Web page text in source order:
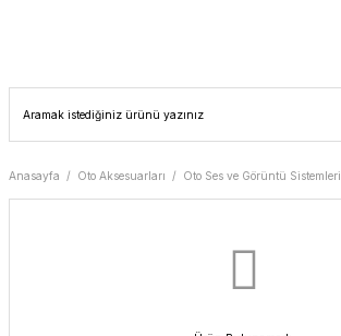
Anasayfa Oto Aksesuarları Oto Ses ve Görüntü Sistemleri